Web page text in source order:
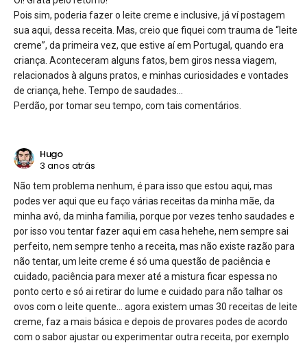
Pois sim, poderia fazer o leite creme e inclusive, já ví postagem
sua aqui, dessa receita. Mas, creio que fiquei com trauma de “leite
creme”, da primeira vez, que estive aí em Portugal, quando era
criança. Aconteceram alguns fatos, bem giros nessa viagem,
relacionados à alguns pratos, e minhas curiosidades e vontades
de criança, hehe. Tempo de saudades…
Perdão, por tomar seu tempo, com tais comentários.
Hugo
3 anos atrás
Não tem problema nenhum, é para isso que estou aqui, mas
podes ver aqui que eu faço várias receitas da minha mãe, da
minha avó, da minha familia, porque por vezes tenho saudades e
por isso vou tentar fazer aqui em casa hehehe, nem sempre sai
perfeito, nem sempre tenho a receita, mas não existe razão para
não tentar, um leite creme é só uma questão de paciência e
cuidado, paciência para mexer até a mistura ficar espessa no
ponto certo e só ai retirar do lume e cuidado para não talhar os
ovos com o leite quente… agora existem umas 30 receitas de leite
creme, faz a mais básica e depois de provares podes de acordo
com o sabor ajustar ou experimentar outra receita, por exemplo